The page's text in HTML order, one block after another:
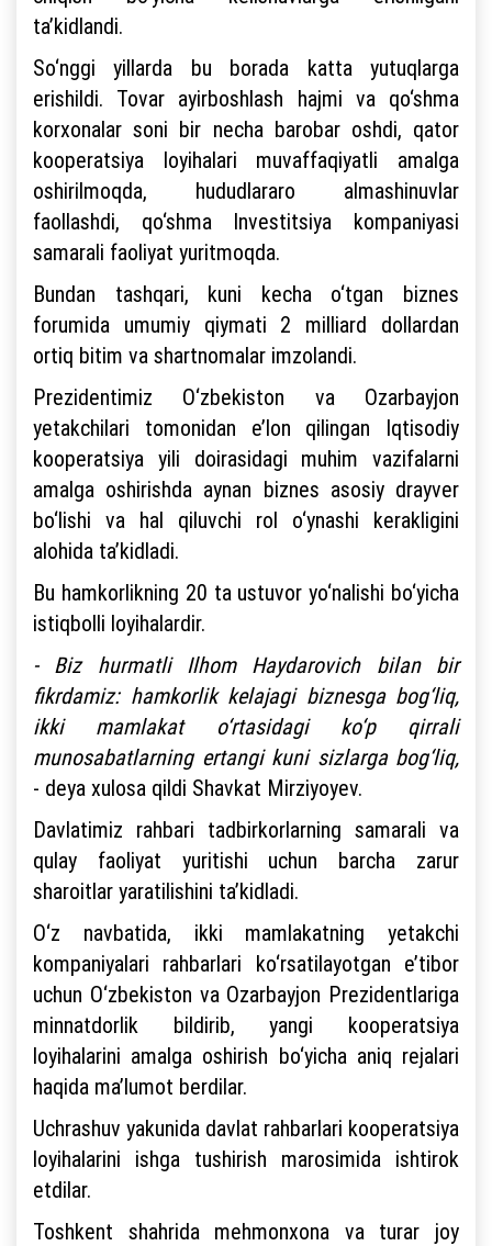
ta’kidlandi.
So‘nggi yillarda bu borada katta yutuqlarga
erishildi. Tovar ayirboshlash hajmi va qo‘shma
korxonalar soni bir necha barobar oshdi, qator
kooperatsiya loyihalari muvaffaqiyatli amalga
oshirilmoqda, hududlararo almashinuvlar
faollashdi, qo‘shma Investitsiya kompaniyasi
samarali faoliyat yuritmoqda.
Bundan tashqari, kuni kecha o‘tgan biznes
forumida umumiy qiymati 2 milliard dollardan
ortiq bitim va shartnomalar imzolandi.
Prezidentimiz O‘zbekiston va Ozarbayjon
yetakchilari tomonidan e’lon qilingan Iqtisodiy
kooperatsiya yili doirasidagi muhim vazifalarni
amalga oshirishda aynan biznes asosiy drayver
bo‘lishi va hal qiluvchi rol o‘ynashi kerakligini
alohida ta’kidladi.
Bu hamkorlikning 20 ta ustuvor yo‘nalishi bo‘yicha
istiqbolli loyihalardir.
- Biz hurmatli Ilhom Haydarovich bilan bir
fikrdamiz: hamkorlik kelajagi biznesga bog‘liq,
ikki mamlakat o‘rtasidagi ko‘p qirrali
munosabatlarning ertangi kuni sizlarga bog‘liq,
- deya xulosa qildi Shavkat Mirziyoyev.
Davlatimiz rahbari tadbirkorlarning samarali va
qulay faoliyat yuritishi uchun barcha zarur
sharoitlar yaratilishini ta’kidladi.
O‘z navbatida, ikki mamlakatning yetakchi
kompaniyalari rahbarlari ko‘rsatilayotgan e’tibor
uchun O‘zbekiston va Ozarbayjon Prezidentlariga
minnatdorlik bildirib, yangi kooperatsiya
loyihalarini amalga oshirish bo‘yicha aniq rejalari
haqida ma’lumot berdilar.
Uchrashuv yakunida davlat rahbarlari kooperatsiya
loyihalarini ishga tushirish marosimida ishtirok
etdilar.
Toshkent shahrida mehmonxona va turar joy